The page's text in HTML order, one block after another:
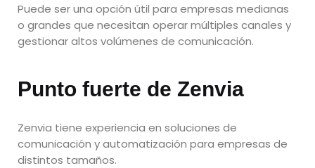
Puede ser una opción útil para empresas medianas
o grandes que necesitan operar múltiples canales y
gestionar altos volúmenes de comunicación.
Punto fuerte de Zenvia
Zenvia tiene experiencia en soluciones de
comunicación y automatización para empresas de
distintos tamaños.